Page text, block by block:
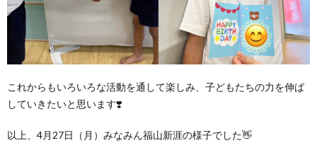
これからもいろいろな活動を通して楽しみ、子どもたちの力を伸ば
していきたいと思います❣️
以上、4月27日（月）みなみん福山新涯の様子でした👋